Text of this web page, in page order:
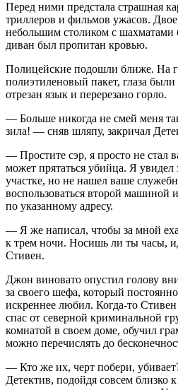
Перед ними предстала страшная
триллеров и фильмов ужасов.
небольшим столиком с шахматами
диван был пропитан кровью.
Полицейские подошли ближе. На
полиэтиленовый пакет, глаза
отрезан язык и перерезано горло.
— Больше никогда не смей меня
зила! — сняв шляпу, закричал
— Простите сэр, я просто не стал
может прятаться убийца. Я
участке, но не нашел ваше
воспользоваться второй машиной
по указанному адресу.
— Я же написал, чтобы за мной
к трем ночи. Носишь ли ты часы,
Стивен.
Джон виновато опустил голову
за своего шефа, который
искреннее любил. Когда-то
спас от северной криминальной
комнатой в своем доме, обучил
можно перечислять до
— Кто же их, черт побери,
Детектив, подойдя совсем